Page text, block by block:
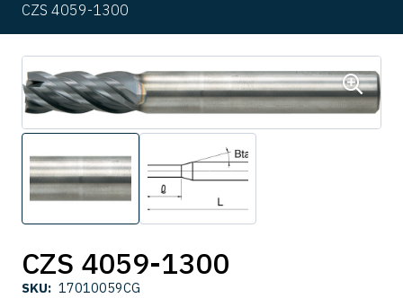
CZS 4059-1300
CZS 4059-1300
SKU: 17010059CG